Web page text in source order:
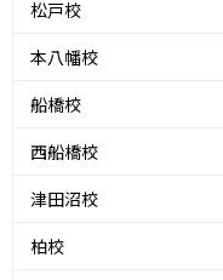
松戸校
本八幡校
船橋校
西船橋校
津田沼校
柏校